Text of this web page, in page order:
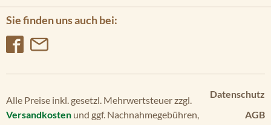
Sie finden uns auch bei:
Datenschutz
AGB
Alle Preise inkl. gesetzl. Mehrwertsteuer zzgl.
Versandkosten und ggf. Nachnahmegebühren,